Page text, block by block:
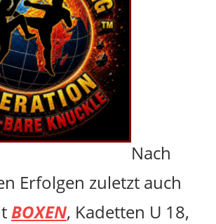
Nach
Erfolgen zuletzt auch
BOXEN, Kadetten U 18,